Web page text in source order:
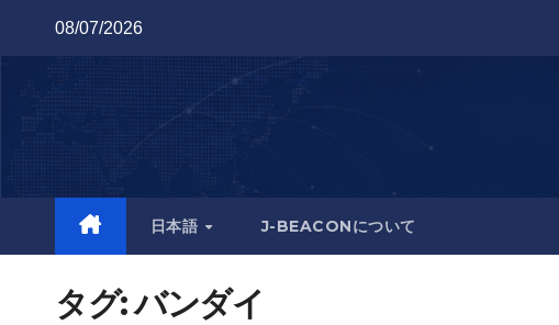
08/07/2026
日本語 J-BEACONについて
タグ:バンダイ